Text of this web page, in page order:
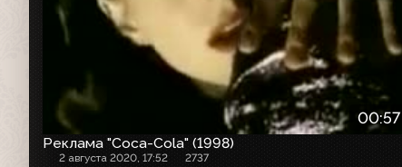
00:57
Реклама "Coca-Cola" (1998)
2 августа 2020, 17:52 2737